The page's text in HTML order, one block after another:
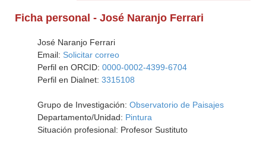
Ficha personal - José Naranjo Ferrari
José Naranjo Ferrari
Email: Solicitar correo
Perfil en ORCID: 0000-0002-4399-6704
Perfil en Dialnet: 3315108
Grupo de Investigación: Observatorio de Paisajes
Departamento/Unidad: Pintura
Situación profesional: Profesor Sustituto